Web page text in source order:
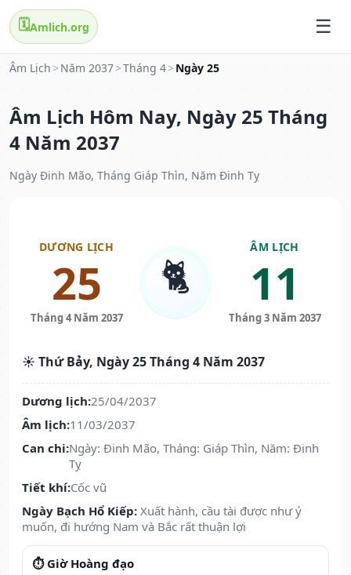
🗓️Amlich.org
Âm Lịch > Năm 2037>Tháng 4> Ngày 25
Âm Lịch Hôm Nay, Ngày 25 Tháng
4 Năm 2037
Ngày Đinh Mão, Tháng Giáp Thìn, Năm Đinh Tỵ
DƯƠNG LỊCH
25
Tháng 4 Năm 2037
🐈
ÂM LỊCH
11
Tháng 3 Năm 2037
☀️ Thứ Bảy, Ngày 25 Tháng 4 Năm 2037
Dương lịch:25/04/2037
Âm lịch:11/03/2037
Can chi:Ngày: Đinh Mão, Tháng: Giáp Thìn, Năm: Đinh
Tỵ
Tiết khí:Cốc vũ
Ngày Bạch Hổ Kiếp: Xuất hành, cầu tài được như ý
muốn, đi hướng Nam và Bắc rất thuận lợi
⏱️ Giờ Hoàng đạo